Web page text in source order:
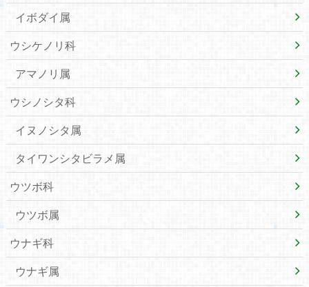
イボダイ属
ウシケノリ科
アマノリ属
ウシノシタ科
イヌノシタ属
タイワンシタビラメ属
ウツボ科
ウツボ属
ウナギ科
ウナギ属